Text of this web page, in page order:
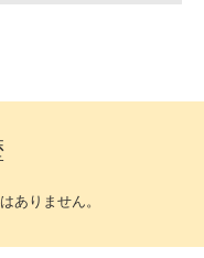
ありません。